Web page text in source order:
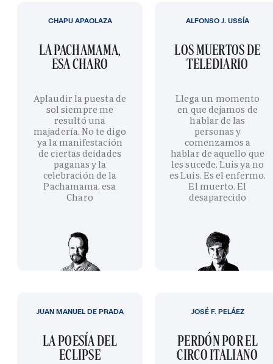
LA PACHAMAMA,
ESA CHARO
Aplaudir la puesta de
sol siempre me
resultó una
majadería. No te digo
ya la manifestación
de ciertas deidades
paganas y la
celebración de la
Pachamama, esa
Charo
CHAPU APAOLAZA
LOS MUERTOS DE
TELEDIARIO
Llega un momento
en que dejamos de
hablar de las
personas y
comenzamos a
hablar de aquello que
les sucede. Luis ya no
es Luis. Es el enfermo.
El muerto. El
desaparecido
ALFONSO J. USSÍA
LA POESÍA DEL
ECLIPSE
JUAN MANUEL DE PRADA
PERDÓN POR EL
CIRCO ITALIANO
JOSÉ F. PELÁEZ